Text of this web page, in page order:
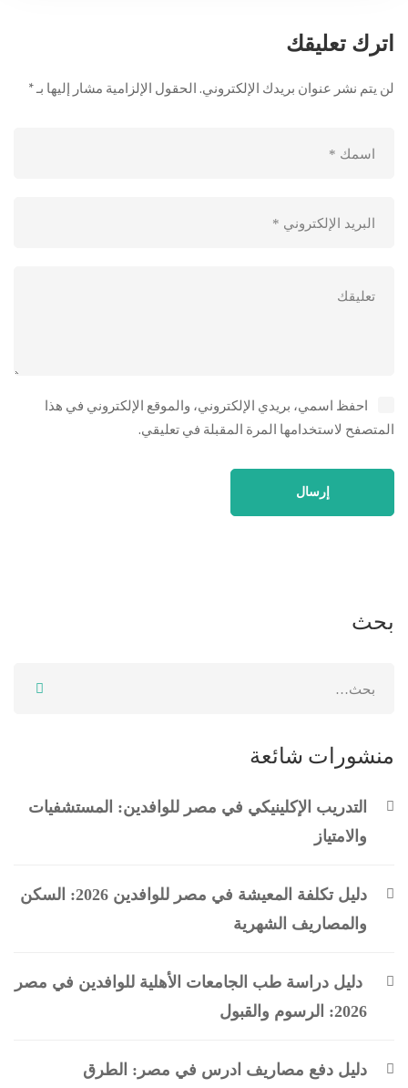
اترك تعليقك
لن يتم نشر عنوان بريدك الإلكتروني.الحقول الإلزامية مشار إليها بـ*
احفظ اسمي، بريدي الإلكتروني، والموقع الإلكتروني في هذا
المتصفح لاستخدامها المرة المقبلة في تعليقي.
بحث
منشورات شائعة
التدريب الإكلينيكي في مصر للوافدين: المستشفيات
والامتياز
دليل تكلفة المعيشة في مصر للوافدين 2026: السكن
والمصاريف الشهرية
دليل دراسة طب الجامعات الأهلية للوافدين في مصر
2026: الرسوم والقبول
دليل دفع مصاريف ادرس في مصر: الطرق